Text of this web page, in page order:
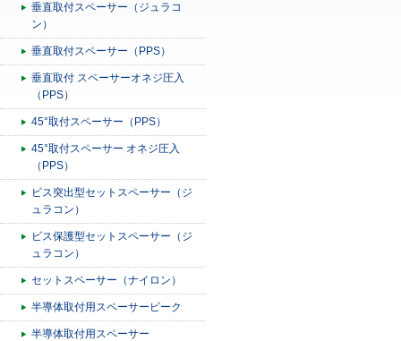
垂直取付スペーサー（ジュラコ
ン）
垂直取付スペーサー（PPS）
垂直取付 スペーサーオネジ圧入
（PPS）
45°取付スペーサー（PPS）
45°取付スペーサー オネジ圧入
（PPS）
ビス突出型セットスペーサー（ジ
ュラコン）
ビス保護型セットスペーサー（ジ
ュラコン）
セットスペーサー（ナイロン）
半導体取付用スペーサーピーク
半導体取付用スペーサー